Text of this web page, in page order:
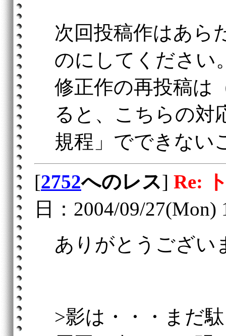
次回投稿作はあら
のにしてください
修正作の再投稿は
ると、こちらの対
規程」でできない
[2752へのレス] Re:
日：2004/09/27(Mon)
ありがとうござい
>影は・・・まだ